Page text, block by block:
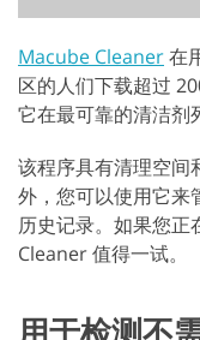
Macube Cleaner在
区的人们下载超过
它在最可靠的清洁剂
该程序具有清理空间
外，您可以使用它来
历史记录。如果您正
Cleaner 值得一试。